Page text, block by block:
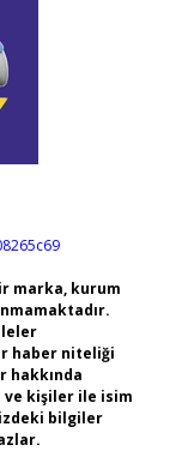
marka, kurum
haber niteliği
hakkında
ve kişiler ile isim
bilgiler